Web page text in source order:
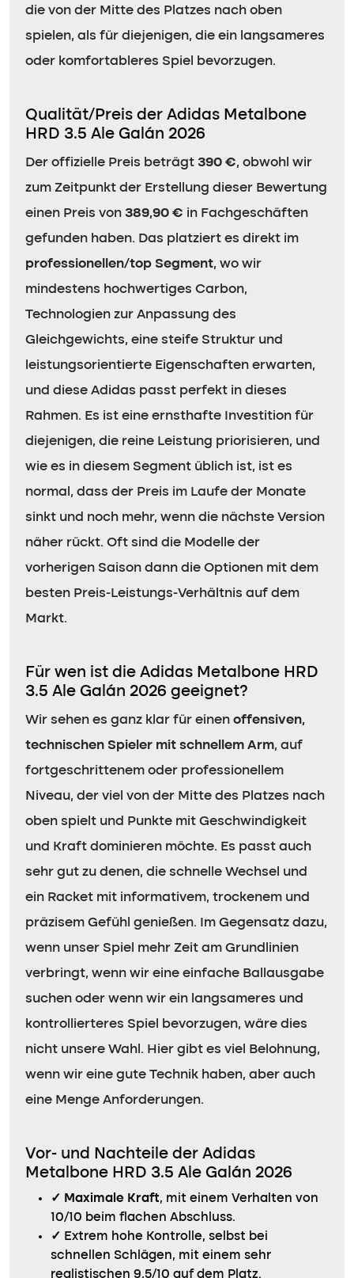
die von der Mitte des Platzes nach oben
spielen, als für diejenigen, die ein langsameres
oder komfortableres Spiel bevorzugen.
Qualität/Preis der Adidas Metalbone
HRD 3.5 Ale Galán 2026
Der offizielle Preis beträgt 390 €, obwohl wir
zum Zeitpunkt der Erstellung dieser Bewertung
einen Preis von 389,90 € in Fachgeschäften
gefunden haben. Das platziert es direkt im
professionellen/top Segment, wo wir
mindestens hochwertiges Carbon,
Technologien zur Anpassung des
Gleichgewichts, eine steife Struktur und
leistungsorientierte Eigenschaften erwarten,
und diese Adidas passt perfekt in dieses
Rahmen. Es ist eine ernsthafte Investition für
diejenigen, die reine Leistung priorisieren, und
wie es in diesem Segment üblich ist, ist es
normal, dass der Preis im Laufe der Monate
sinkt und noch mehr, wenn die nächste Version
näher rückt. Oft sind die Modelle der
vorherigen Saison dann die Optionen mit dem
besten Preis-Leistungs-Verhältnis auf dem
Markt.
Für wen ist die Adidas Metalbone HRD
3.5 Ale Galán 2026 geeignet?
Wir sehen es ganz klar für einen offensiven,
technischen Spieler mit schnellem Arm, auf
fortgeschrittenem oder professionellem
Niveau, der viel von der Mitte des Platzes nach
oben spielt und Punkte mit Geschwindigkeit
und Kraft dominieren möchte. Es passt auch
sehr gut zu denen, die schnelle Wechsel und
ein Racket mit informativem, trockenem und
präzisem Gefühl genießen. Im Gegensatz dazu,
wenn unser Spiel mehr Zeit am Grundlinien
verbringt, wenn wir eine einfache Ballausgabe
suchen oder wenn wir ein langsameres und
kontrollierteres Spiel bevorzugen, wäre dies
nicht unsere Wahl. Hier gibt es viel Belohnung,
wenn wir eine gute Technik haben, aber auch
eine Menge Anforderungen.
Vor- und Nachteile der Adidas
Metalbone HRD 3.5 Ale Galán 2026
✓ Maximale Kraft, mit einem Verhalten von
10/10 beim flachen Abschluss.
✓ Extrem hohe Kontrolle, selbst bei
schnellen Schlägen, mit einem sehr
realistischen 9,5/10 auf dem Platz.